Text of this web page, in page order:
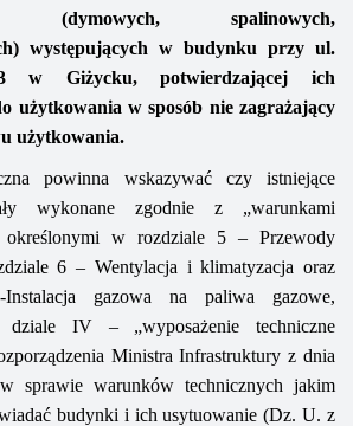
(dymowych, spalinowych,
występujących w budynku przy ul.
3w Giżycku,
potwierdzającej ich
użytkowania w sposób nie zagrażający
użytkowania.
powinna wskazywać czy istniejące
wykonane zgodnie z „warunkami
określonymi w rozdziale 5 – Przewody
6 – Wentylacja i klimatyzacja oraz
gazowa na paliwa gazowe,
IV – „wyposażenie techniczne
Ministra Infrastruktury z dnia
sprawie warunków technicznych jakim
budynki i ich usytuowanie (Dz. U. z